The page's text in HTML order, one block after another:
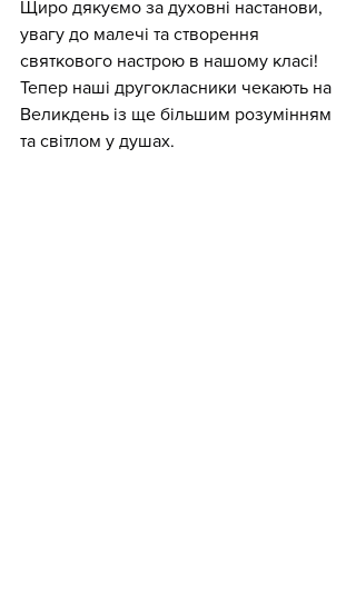
Щиро дякуємо за духовні настанови,
увагу до малечі та створення
святкового настрою в нашому класі!
Тепер наші другокласники чекають на
Великдень із ще більшим розумінням
та світлом у душах.